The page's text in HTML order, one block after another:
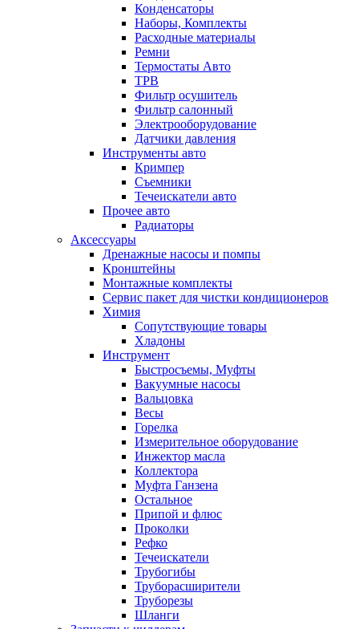
Конденсаторы
Наборы, Комплекты
Расходные материалы
Ремни
Термостаты Авто
ТРВ
Фильтр осушитель
Фильтр салонный
Электрооборудование
Датчики давления
Инструменты авто
Кримпер
Съемники
Течеискатели авто
Прочее авто
Радиаторы
Аксессуары
Дренажные насосы и помпы
Кронштейны
Монтажные комплекты
Сервис пакет для чистки кондиционеров
Химия
Сопутствующие товары
Хладоны
Инструмент
Быстросъемы, Муфты
Вакуумные насосы
Вальцовка
Весы
Горелка
Измерительное оборудование
Инжектор масла
Коллектора
Муфта Ганзена
Остальное
Припой и флюс
Проколки
Рефко
Течеискатели
Трубогибы
Труборасширители
Труборезы
Шланги